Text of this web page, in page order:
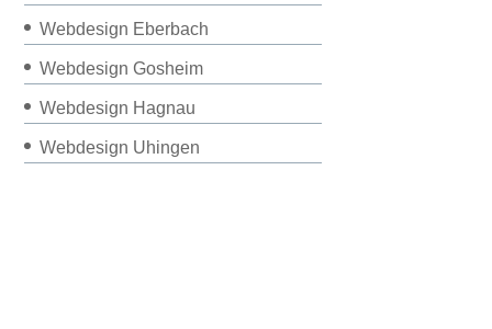
Webdesign Eberbach
Webdesign Gosheim
Webdesign Hagnau
Webdesign Uhingen